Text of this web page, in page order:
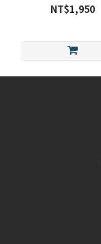
NT$1,950